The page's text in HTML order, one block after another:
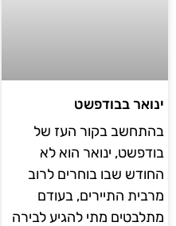
ינואר בבודפשט
בהתחשב בקור העז של
בודפשט, ינואר הוא לא
החודש שבו בוחרים לרוב
מרבית התיירים, בעודם
מתלבטים מתי להגיע לבירה